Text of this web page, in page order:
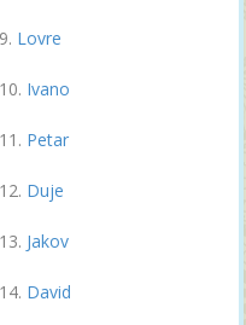
Lovre
Ivano
Petar
Duje
Jakov
David